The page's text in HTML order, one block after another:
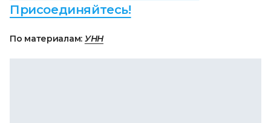
Присоединяйтесь!
По материалам: УНН